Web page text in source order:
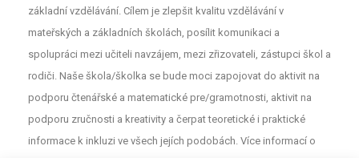
základní vzdělávání. Cílem je zlepšit kvalitu vzdělávání v
mateřských a základních školách, posílit komunikaci a
spolupráci mezi učiteli navzájem, mezi zřizovateli, zástupci škol a
rodiči. Naše škola/školka se bude moci zapojovat do aktivit na
podporu čtenářské a matematické pre/gramotnosti, aktivit na
podporu zručnosti a kreativity a čerpat teoretické i praktické
informace k inkluzi ve všech jejích podobách. Více informací o